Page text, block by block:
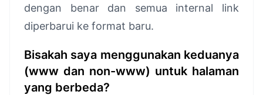
dengan benar dan semua internal link
diperbarui ke format baru.
Bisakah saya menggunakan keduanya
(www dan non-www) untuk halaman
yang berbeda?